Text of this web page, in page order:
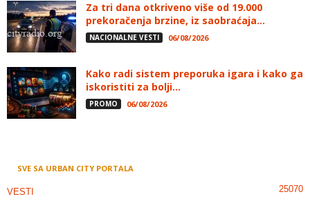
Za tri dana otkriveno više od 19.000
prekoračenja brzine, iz saobraćaja...
NACIONALNE VESTI 06/08/2026
Kako radi sistem preporuka igara i kako ga
iskoristiti za bolji...
PROMO 06/08/2026
SVE SA URBAN CITY PORTALA
VESTI 25070